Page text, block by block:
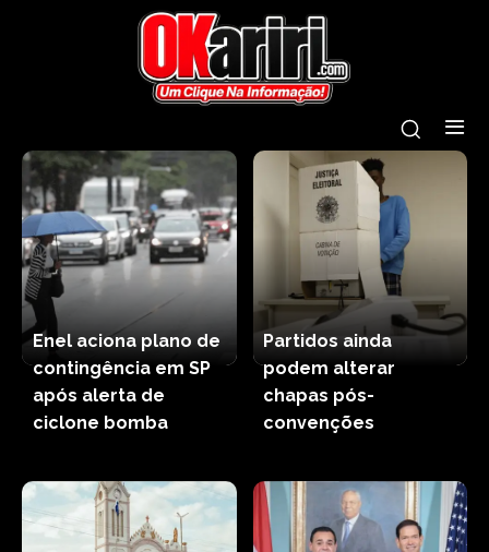
Enel aciona plano de
contingência em SP
após alerta de
ciclone bomba
Partidos ainda
podem alterar
chapas pós-
convenções